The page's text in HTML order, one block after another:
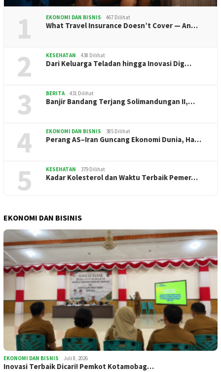
1 EKONOMI DAN BISNIS 467 Dilihat
What Travel Insurance Doesn’t Cover — An…
2 KESEHATAN 438 Dilihat
Dari Keluarga Teladan hingga Inovasi Dig…
3 BERITA 431 Dilihat
Banjir Bandang Terjang Solimandungan II,…
4 EKONOMI DAN BISNIS 385 Dilihat
Perang AS–Iran Guncang Ekonomi Dunia, Ha…
5 KESEHATAN 379 Dilihat
Kadar Kolesterol dan Waktu Terbaik Pemer…
EKONOMI DAN BISINIS
EKONOMI DAN BISNIS Juli 8, 2026
Inovasi Terbaik Dicari! Pemkot Kotamobag…